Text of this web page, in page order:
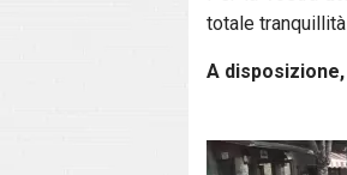
totale
A